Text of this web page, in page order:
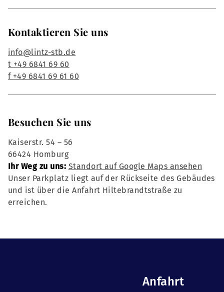
Kontaktieren Sie uns
info@lintz-stb.de
t +49 6841 69 60
f +49 6841 69 61 60
Besuchen Sie uns
Kaiserstr. 54 – 56
66424 Homburg
Ihr Weg zu uns: Standort auf Google Maps ansehen
Unser Parkplatz liegt auf der Rückseite des Gebäudes
und ist über die Anfahrt Hiltebrandtstraße zu
erreichen.
Anfahrt